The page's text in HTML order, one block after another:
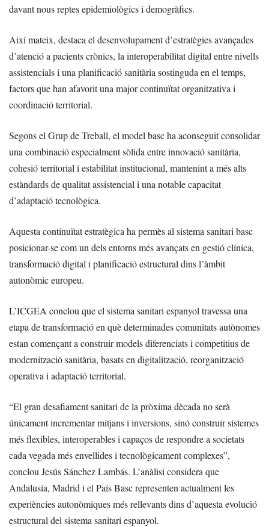
davant nous reptes epidemiològics i demogràfics.
Així mateix, destaca el desenvolupament d’estratègies avançades
d’atenció a pacients crònics, la interoperabilitat digital entre nivells
assistencials i una planificació sanitària sostinguda en el temps,
factors que han afavorit una major continuïtat organitzativa i
coordinació territorial.
Segons el Grup de Treball, el model basc ha aconseguit consolidar
una combinació especialment sòlida entre innovació sanitària,
cohesió territorial i estabilitat institucional, mantenint a més alts
estàndards de qualitat assistencial i una notable capacitat
d’adaptació tecnològica.
Aquesta continuïtat estratègica ha permès al sistema sanitari basc
posicionar-se com un dels entorns més avançats en gestió clínica,
transformació digital i planificació estructural dins l’àmbit
autonòmic europeu.
L’ICGEA conclou que el sistema sanitari espanyol travessa una
etapa de transformació en què determinades comunitats autònomes
estan començant a construir models diferenciats i competitius de
modernització sanitària, basats en digitalització, reorganització
operativa i adaptació territorial.
“El gran desafiament sanitari de la pròxima dècada no serà
únicament incrementar mitjans i inversions, sinó construir sistemes
més flexibles, interoperables i capaços de respondre a societats
cada vegada més envellides i tecnològicament complexes”,
conclou Jesús Sánchez Lambás. L’anàlisi considera que
Andalusia, Madrid i el País Basc representen actualment les
experiències autonòmiques més rellevants dins d’aquesta evolució
estructural del sistema sanitari espanyol.